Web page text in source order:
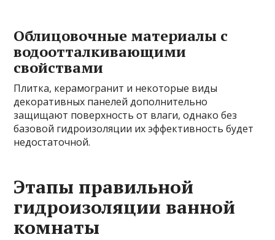
Облицовочные материалы с
водоотталкивающими
свойствами
Плитка, керамогранит и некоторые виды
декоративных панелей дополнительно
защищают поверхность от влаги, однако без
базовой гидроизоляции их эффективность будет
недостаточной.
Этапы правильной
гидроизоляции ванной
комнаты